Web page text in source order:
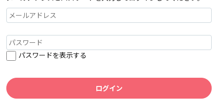
パスワードを表示する